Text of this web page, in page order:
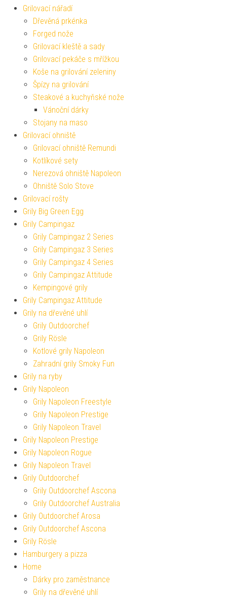
Grilovací nářadí
Dřevěná prkénka
Forged nože
Grilovací kleště a sady
Grilovací pekáče s mřížkou
Koše na grilování zeleniny
Špízy na grilování
Steakové a kuchyňské nože
Vánoční dárky
Stojany na maso
Grilovací ohniště
Grilovací ohniště Remundi
Kotlíkové sety
Nerezová ohniště Napoleon
Ohniště Solo Stove
Grilovací rošty
Grily Big Green Egg
Grily Campingaz
Grily Campingaz 2 Series
Grily Campingaz 3 Series
Grily Campingaz 4 Series
Grily Campingaz Attitude
Kempingové grily
Grily Campingaz Attitude
Grily na dřevěné uhlí
Grily Outdoorchef
Grily Rösle
Kotlové grily Napoleon
Zahradní grily Smoky Fun
Grily na ryby
Grily Napoleon
Grily Napoleon Freestyle
Grily Napoleon Prestige
Grily Napoleon Travel
Grily Napoleon Prestige
Grily Napoleon Rogue
Grily Napoleon Travel
Grily Outdoorchef
Grily Outdoorchef Ascona
Grily Outdoorchef Australia
Grily Outdoorchef Arosa
Grily Outdoorchef Ascona
Grily Rösle
Hamburgery a pizza
Home
Dárky pro zaměstnance
Grily na dřevěné uhlí